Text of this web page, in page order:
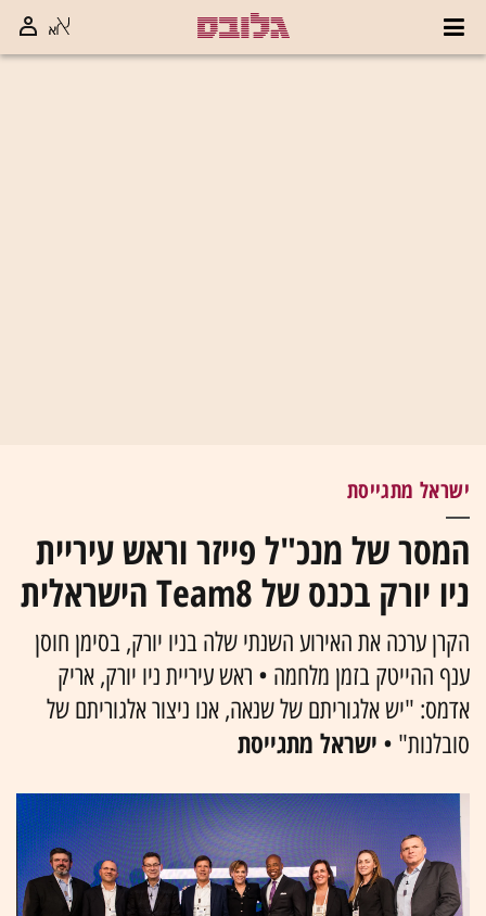
ישראל מתגייסת
המסר של מנכ"ל פייזר וראש עיריית
ניו יורק בכנס של Team8 הישראלית
הקרן ערכה את האירוע השנתי שלה בניו יורק, בסימן חוסן
ענף ההייטק בזמן מלחמה • ראש עיריית ניו יורק, אריק
אדמס: "יש אלגוריתם של שנאה, אנו ניצור אלגוריתם של
סובלנות" • ישראל מתגייסת